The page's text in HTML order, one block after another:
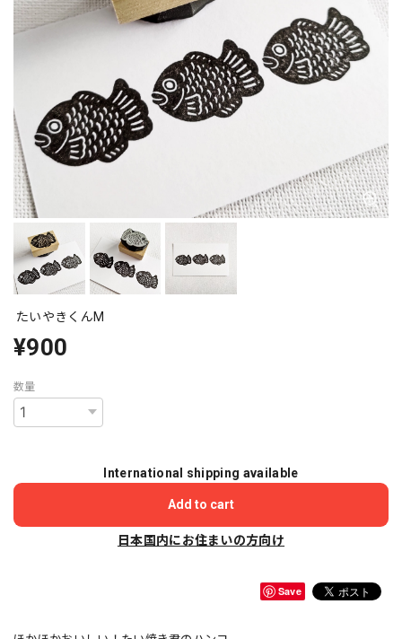
たいやきくんM
¥900
数量
International shipping available
Add to cart
日本国内にお住まいの方向け
Save